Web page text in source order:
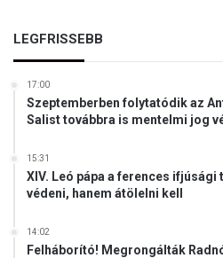
LEGFRISSEBB
17:00
Szeptemberben folytatódik az
Salist továbbra is mentelmi jog
15:31
XIV. Leó pápa a ferences
védeni, hanem átölelni kell
14:02
Felháborító! Megrongálták